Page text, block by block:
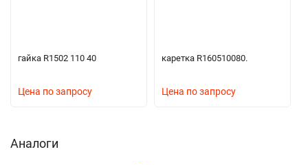
гайка R1502 110 40
Цена по запросу
каретка R160510080.
Цена по запросу
Аналоги